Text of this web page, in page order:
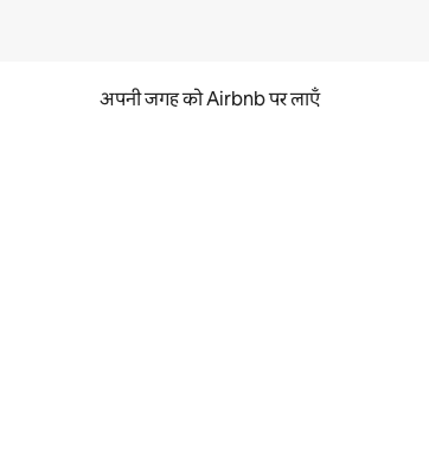
अपनी जगह को Airbnb पर लाएँ